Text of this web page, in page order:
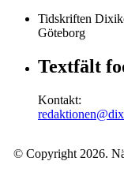
Tidskriften
Göteborg
Textfält
Kontakt:
© Copyright 2026.